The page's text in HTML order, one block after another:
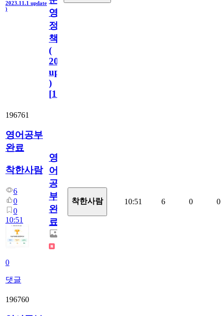
2023.11.1 update
)
영
정
책
(
2023.11.1
update
)
[110
196761
영어공부
완료
착한사람
6
0
0
10:51
0
댓글
영
어
공
부
완
료
착한사람 10:51 6 0 0
196760